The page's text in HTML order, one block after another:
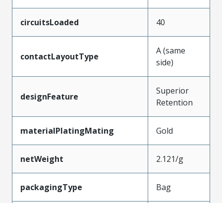
circuitsLoaded 40
contactLayoutType
A (same
side)
designFeature
Superior
Retention
materialPlatingMating Gold
netWeight 2.121/g
packagingType Bag